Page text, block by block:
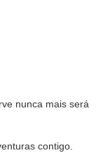
nunca mais será
contigo.